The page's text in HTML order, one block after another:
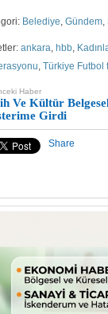
Belediye Gündem
ankara hbb
Türkiye Futbol
Haber
Ve Kültür
Girdi
Share